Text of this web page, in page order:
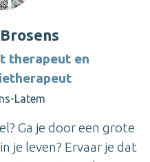
therapeut en
Latem
Ga je door een grote
je leven? Ervaar je dat